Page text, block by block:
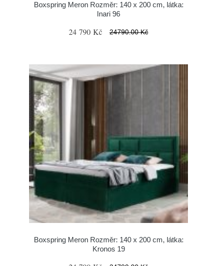
Boxspring Meron Rozměr: 140 x 200 cm, látka:
Inari 96
24 790 Kč 24790.00 Kč
Boxspring Meron Rozměr: 140 x 200 cm, látka:
Kronos 19